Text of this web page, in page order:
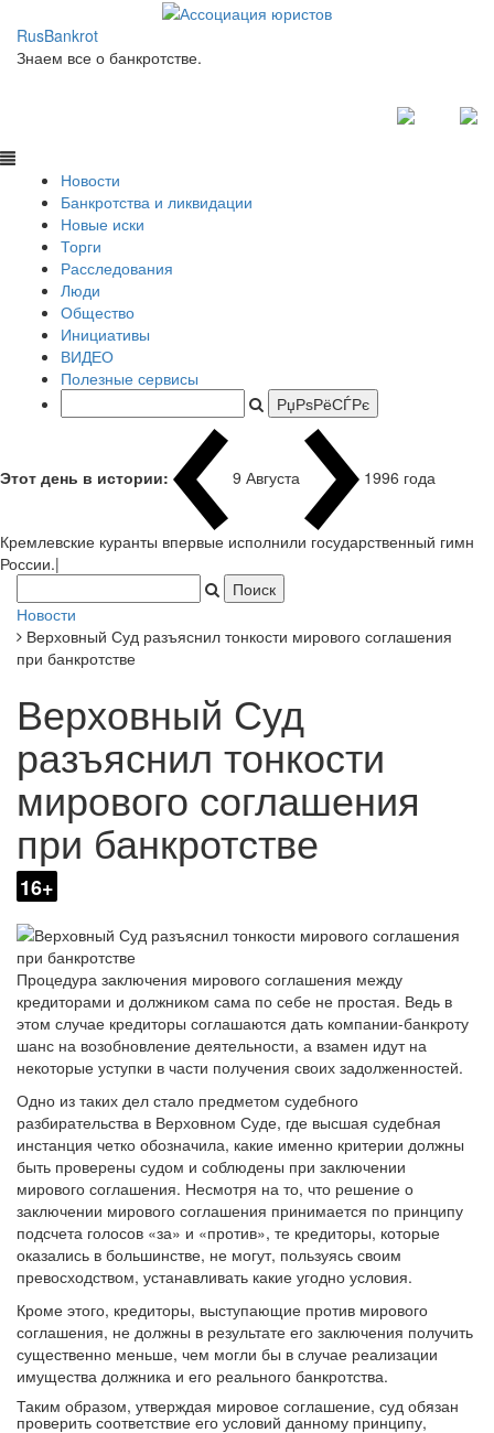
RusBankrot
Знаем все о банкротстве.
Новости
Банкротства и ликвидации
Новые иски
Торги
Расследования
Люди
Общество
Инициативы
ВИДЕО
Полезные сервисы
Этот день в истории: 9 Августа 1996 года
Кремлевские куранты впервые исполнили государственный гимн
России.|
Новости
Верховный Суд разъяснил тонкости мирового соглашения
при банкротстве
Верховный Суд
разъяснил тонкости
мирового соглашения
при банкротстве
16+
Процедура заключения мирового соглашения между
кредиторами и должником сама по себе не простая. Ведь в
этом случае кредиторы соглашаются дать компании-банкроту
шанс на возобновление деятельности, а взамен идут на
некоторые уступки в части получения своих задолженностей.
Одно из таких дел стало предметом судебного
разбирательства в Верховном Суде, где высшая судебная
инстанция четко обозначила, какие именно критерии должны
быть проверены судом и соблюдены при заключении
мирового соглашения. Несмотря на то, что решение о
заключении мирового соглашения принимается по принципу
подсчета голосов «за» и «против», те кредиторы, которые
оказались в большинстве, не могут, пользуясь своим
превосходством, устанавливать какие угодно условия.
Кроме этого, кредиторы, выступающие против мирового
соглашения, не должны в результате его заключения получить
существенно меньше, чем могли бы в случае реализации
имущества должника и его реального банкротства.
Таким образом, утверждая мировое соглашение, суд обязан
проверить соответствие его условий данному принципу,